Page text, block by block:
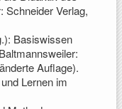
Schneider Verlag,
Basiswissen
Auflage).
Lernen im